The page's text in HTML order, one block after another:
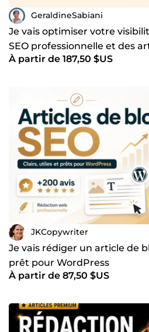
GeraldineSabiani
Je vais optimiser votre
SEO professionnelle et des
À partir de 187,50 $US
JKCopywriter
Je vais rédiger un article de
prêt pour WordPress
À partir de 87,50 $US